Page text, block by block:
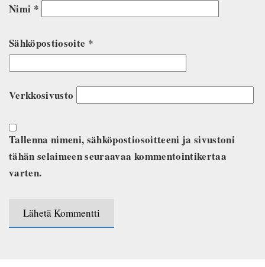
Nimi *
Sähköpostiosoite *
Verkkosivusto
Tallenna nimeni, sähköpostiosoitteeni ja sivustoni
tähän selaimeen seuraavaa kommentointikertaa
varten.